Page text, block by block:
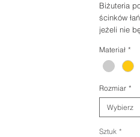
Biżuteria
ścinków
jeżeli nie
Materiał *
Rozmiar *
Wybierz
Sztuk *